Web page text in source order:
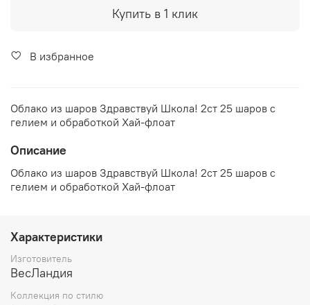
Купить в 1 клик
В избранное
Облако из шаров Здравствуй Школа! 2ст 25 шаров c
гелием и обработкой Хай-флоат
Описание
Облако из шаров Здравствуй Школа! 2ст 25 шаров c
гелием и обработкой Хай-флоат
Характеристики
Изготовитель
ВесЛандия
Коллекция по стилю